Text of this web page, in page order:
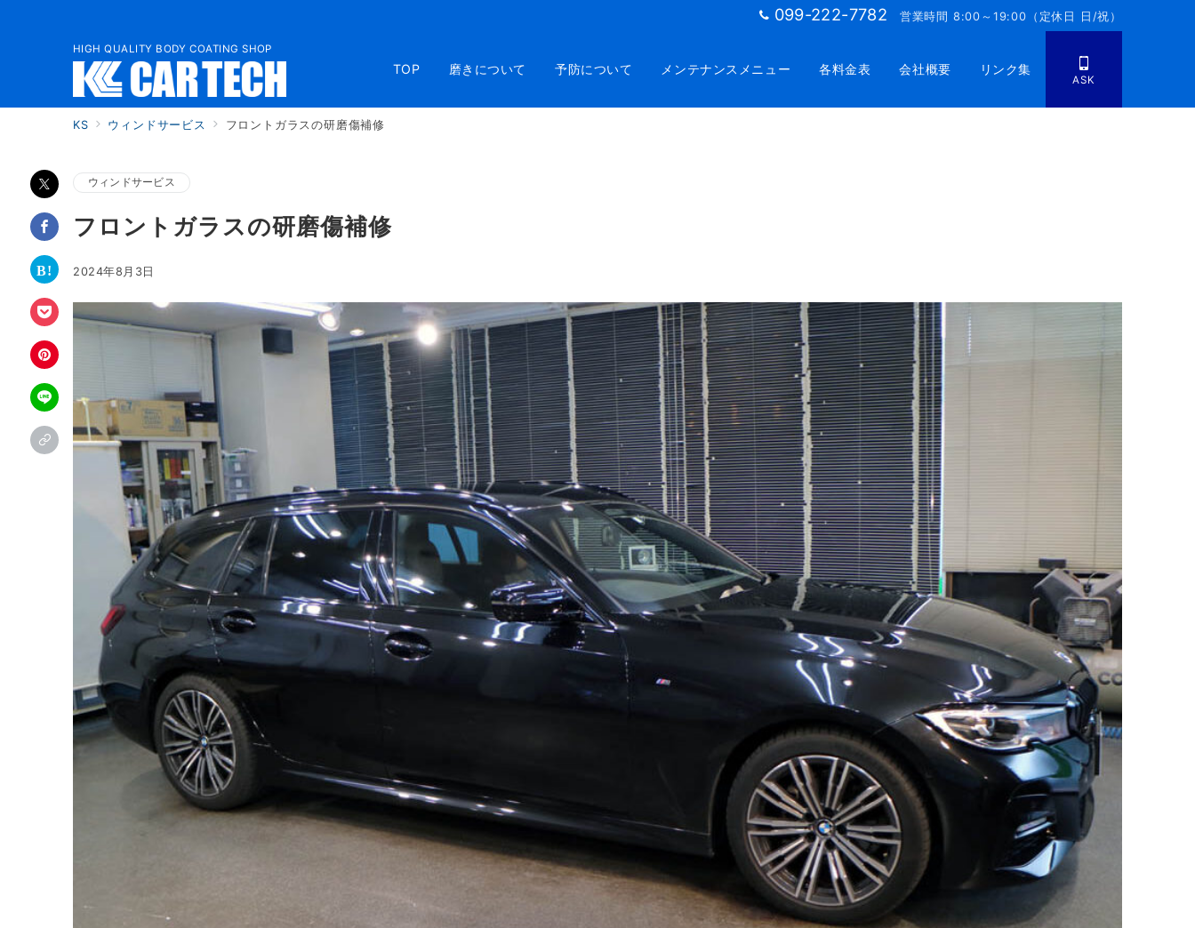
099-222-7782 営業時間 8:00～19:00（定休日 日/祝）
HIGH QUALITY BODY COATING SHOP
TOP 磨きについて 予防について メンテナンスメニュー 各料金表 会社概要 リンク集
ASK
KS ウィンドサービス フロントガラスの研磨傷補修
ウィンドサービス
フロントガラスの研磨傷補修
2024年8月3日